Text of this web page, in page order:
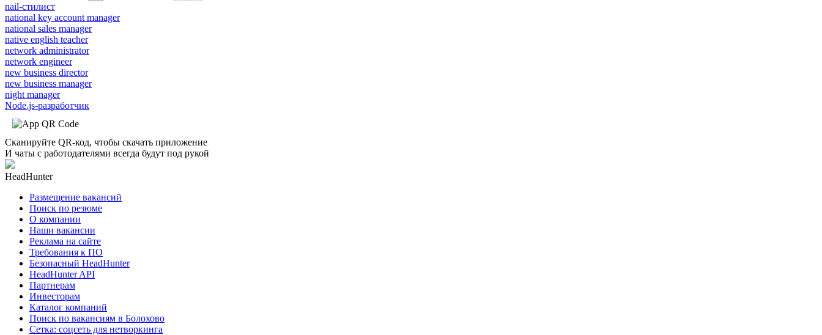
nail-стилист
national key account manager
national sales manager
native english teacher
network administrator
network engineer
new business director
new business manager
night manager
Node.js-разработчик
Сканируйте QR-код, чтобы скачать приложение
И чаты с работодателями всегда будут под рукой
HeadHunter
Размещение вакансий
Поиск по резюме
О компании
Наши вакансии
Реклама на сайте
Требования к ПО
Безопасный HeadHunter
HeadHunter API
Партнерам
Инвесторам
Каталог компаний
Поиск по вакансиям в Болохово
Сетка: соцсеть для нетворкинга